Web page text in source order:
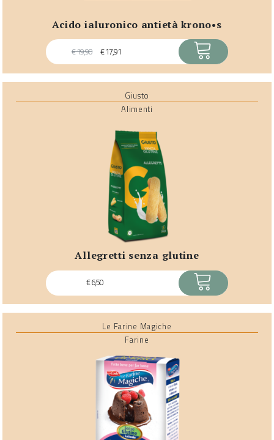
acido ialuronico antietà krono•s
€19,90 €17,91 ACQUISTA
Giusto
Alimenti
allegretti senza glutine
€6,50 ACQUISTA
Le Farine Magiche
Farine